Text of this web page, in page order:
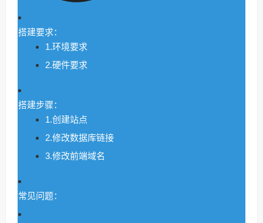
搭建要求：
1.环境要求
2.硬件要求
搭建步骤：
1.创建站点
2.修改数据库链接
3.修改前端域名
常见问题：